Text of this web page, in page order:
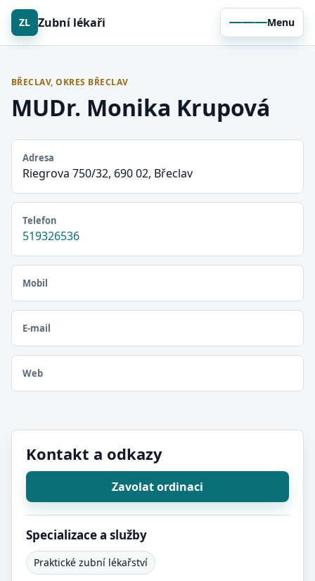
ZL Zubní lékaři Menu
BŘECLAV, OKRES BŘECLAV
MUDr. Monika Krupová
Adresa
Riegrova 750/32, 690 02, Břeclav
Telefon
519326536
Mobil
E-mail
Web
Kontakt a odkazy
Zavolat ordinaci
Specializace a služby
Praktické zubní lékařství